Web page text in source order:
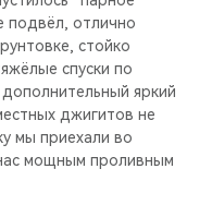
подвёл, отлично
стойко
спуски по
яркий
джигитов не
мы приехали во
мощным проливным